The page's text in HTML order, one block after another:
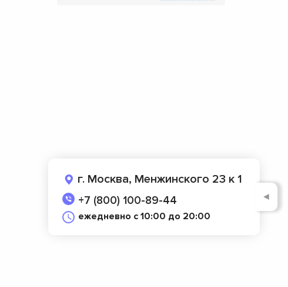
г. Москва, Менжинского 23 к 1
+7 (800) 100-89-44
ежедневно с 10:00 до 20:00
◄